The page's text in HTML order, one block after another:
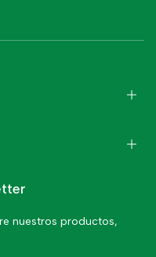
nuestros productos,